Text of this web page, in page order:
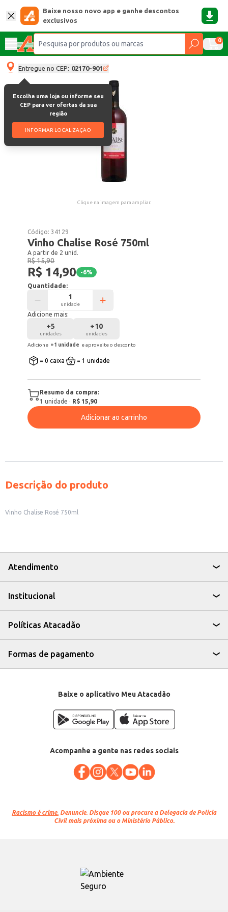
Baixe nosso novo app e ganhe descontos
exclusivos
0
Entregue no CEP: 02170-901
Escolha uma loja ou informe seu
CEP para ver ofertas da sua
região
INFORMAR LOCALIZAÇÃO
Clique na imagem para ampliar.
Código:34129
Vinho Chalise Rosé 750ml
A partir de 2 unid.
R$ 15,90
R$ 14,90 -6%
Quantidade:
unidade
Adicione mais:
+5
unidades
+10
unidades
Adicione +1 unidade e aproveite o desconto
= 0 caixa = 1 unidade
Resumo da compra:
1 unidade · R$ 15,90
Adicionar ao carrinho
Descrição do produto
Vinho Chalise Rosé 750ml
Atendimento
Institucional
Políticas Atacadão
Formas de pagamento
Baixe o aplicativo Meu Atacadão
Acompanhe a gente nas redes sociais
Racismo é crime. Denuncie. Disque 100 ou procure a Delegacia de Polícia
Civil mais próxima ou o Ministério Público.